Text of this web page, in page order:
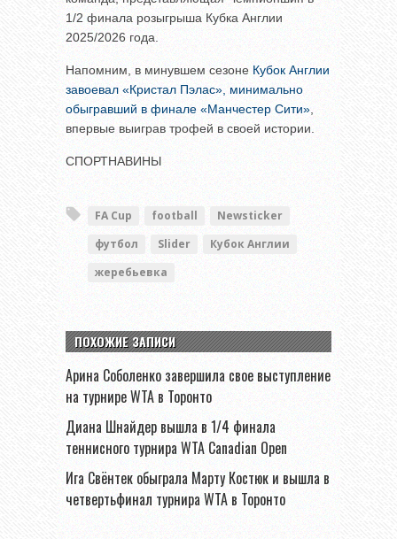
1/2 финала розыгрыша Кубка Англии
2025/2026 года.
Напомним, в минувшем сезоне Кубок Англии
завоевал «Кристал Пэлас», минимально
обыгравший в финале «Манчестер Сити»
впервые выиграв трофей в своей истории.
СПОРТНАВИНЫ
FA Cup football
Newsticker
футбол
Slider
Кубок Англии
жеребьевка
ПОХОЖИЕ ЗАПИСИ
Арина Соболенко завершила свое выступление
на турнире WTA в Торонто
Диана Шнайдер вышла в 1/4 финала
теннисного турнира WTA Canadian Open
Ига Свёнтек обыграла Марту Костюк и вышла в
четвертьфинал турнира WTA в Торонто